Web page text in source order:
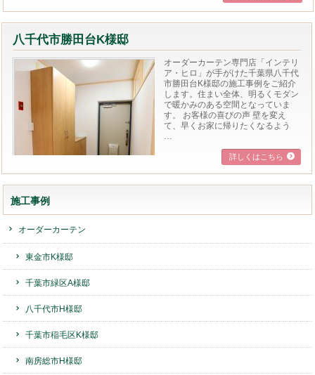
八千代市勝田台K様邸
オーダーカーテン専門店「インテリ
ア・ヒロ」が手がけた千葉県八千代
市勝田台K様邸の施工事例をご紹介
します。住まい全体、明るくモダン
で暖かみのある空間となっていま
す。 お客様の喜びの声 壁を変え
て、早くお家に帰りたくなるよう
…
詳しくはこちら
施工事例
オーダーカーテン
東金市K様邸
千葉市緑区A様邸
八千代市H様邸
千葉市稲毛区K様邸
南房総市H様邸